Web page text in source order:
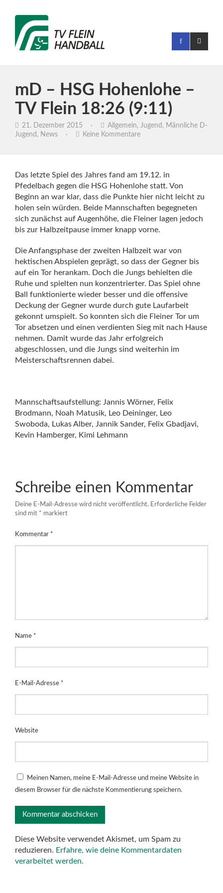
mD – HSG Hohenlohe –
TV Flein 18:26 (9:11)
21. Dezember 2015 · Allgemein, Jugend , Männliche D-
Jugend , News · Keine Kommentare
Das letzte Spiel des Jahres fand am 19.12. in
Pfedelbach gegen die HSG Hohenlohe statt. Von
Beginn an war klar, dass die Punkte hier nicht leicht zu
holen sein würden. Beide Mannschaften begegneten
sich zunächst auf Augenhöhe, die Fleiner lagen jedoch
bis zur Halbzeitpause immer knapp vorne.
Die Anfangsphase der zweiten Halbzeit war von
hektischen Abspielen geprägt, so dass der Gegner bis
auf ein Tor herankam. Doch die Jungs behielten die
Ruhe und spielten nun konzentrierter. Das Spiel ohne
Ball funktionierte wieder besser und die offensive
Deckung der Gegner wurde durch gute Laufarbeit
gekonnt umspielt. So konnten sich die Fleiner Tor um
Tor absetzen und einen verdienten Sieg mit nach Hause
nehmen. Damit wurde das Jahr erfolgreich
abgeschlossen, und die Jungs sind weiterhin im
Meisterschaftsrennen dabei.
Mannschaftsaufstellung: Jannis Wörner, Felix
Brodmann, Noah Matusik, Leo Deininger, Leo
Swoboda, Lukas Alber, Jannik Sander, Felix Gbadjavi,
Kevin Hamberger, Kimi Lehmann
Schreibe einen Kommentar
Deine E-Mail-Adresse wird nicht veröffentlicht. Erforderliche Felder
sind mit * markiert
Kommentar *
Name *
E-Mail-Adresse *
Website
Meinen Namen, meine E-Mail-Adresse und meine Website in
diesem Browser für die nächste Kommentierung speichern.
Diese Website verwendet Akismet, um Spam zu
reduzieren. Erfahre, wie deine Kommentardaten
verarbeitet werden.